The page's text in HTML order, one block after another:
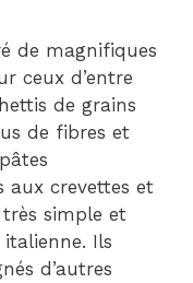
de magnifiques
ceux d’entre
de grains
de fibres et
aux crevettes et
simple et
Ils
d’autres